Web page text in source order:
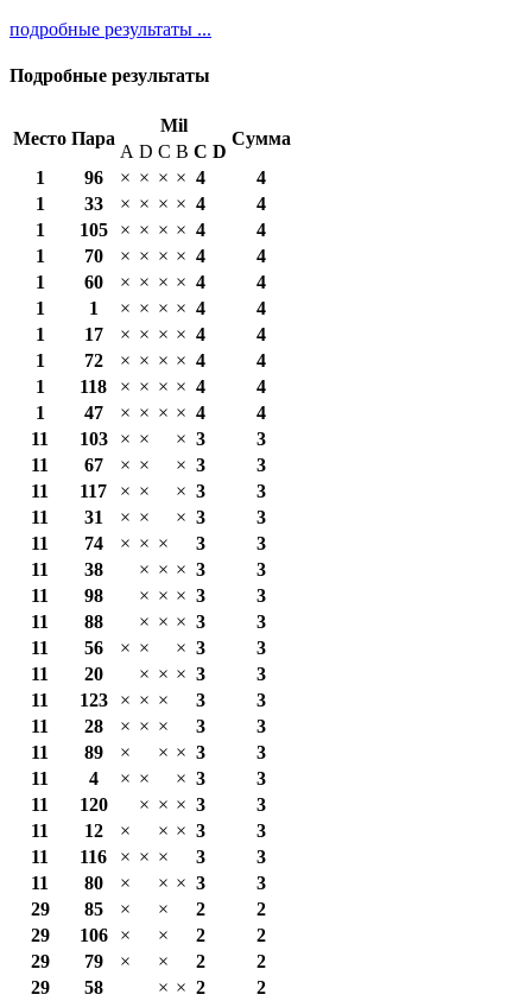
подробные результаты ...
Подробные результаты
Место Пара
Mil
Сумма
A D C B С D
1
96 × × × × 4
4
1
33 × × × × 4
4
1
105 × × × × 4
4
1
70 × × × × 4
4
1
60 × × × × 4
4
1
1 × × × × 4
4
1
17 × × × × 4
4
1
72 × × × × 4
4
1
118 × × × × 4
4
1
47 × × × × 4
4
11
103 × × × 3
3
11
67 × × × 3
3
11
117 × × × 3
3
11
31 × × × 3
3
11
74 × × × 3
3
11
38 × × × 3
3
11
98 × × × 3
3
11
88 × × × 3
3
11
56 × × × 3
3
11
20 × × × 3
3
11
123 × × × 3
3
11
28 × × × 3
3
11
89 × × × 3
3
11
4 × × × 3
3
11
120 × × × 3
3
11
12 × × × 3
3
11
116 × × × 3
3
11
80 × × × 3
3
29
85 × × 2
2
29
106 × × 2
2
29
79 × × 2
2
29
58 × × 2
2